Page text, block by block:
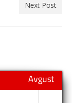
Next Post
Avgust